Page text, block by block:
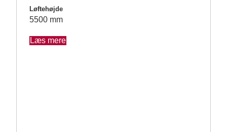
Løftehøjde
5500 mm
Læs mere